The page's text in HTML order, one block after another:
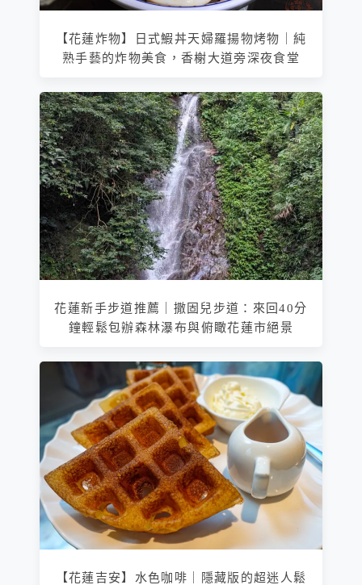
【花蓮炸物】日式鰕丼天婦羅揚物烤物｜純
熟手藝的炸物美食，香榭大道旁深夜食堂
花蓮新手步道推薦｜撒固兒步道：來回40分
鐘輕鬆包辦森林瀑布與俯瞰花蓮市絕景
【花蓮吉安】水色咖啡｜隱藏版的超迷人鬆